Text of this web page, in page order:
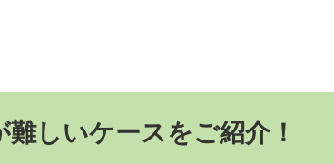
しいケースをご紹介！